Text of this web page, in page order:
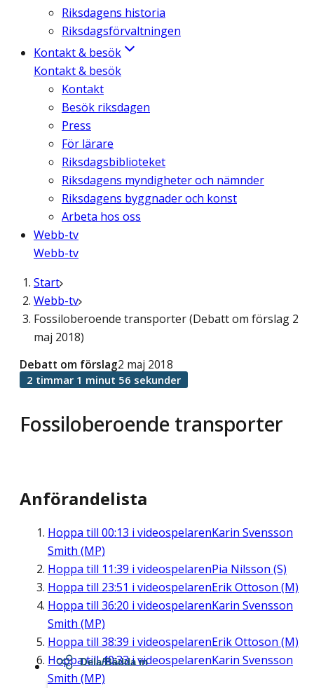
Riksdagens historia
Riksdagsförvaltningen
Kontakt & besök
Kontakt & besök
Kontakt
Besök riksdagen
Press
För lärare
Riksdagsbiblioteket
Riksdagens myndigheter och nämnder
Riksdagens byggnader och konst
Arbeta hos oss
Webb-tv
Webb-tv
Start
Webb-tv
Fossiloberoende transporter (Debatt om förslag 2
maj 2018)
Fossiloberoende transporter
Debatt om förslag2 maj 2018
2 timmar 1 minut 56 sekunder
Anförandelista
Hoppa till 00:13 i videospelarenKarin Svensson
Smith (MP)
Hoppa till 11:39 i videospelarenPia Nilsson (S)
Hoppa till 23:51 i videospelarenErik Ottoson (M)
Hoppa till 36:20 i videospelarenKarin Svensson
Smith (MP)
Hoppa till 38:39 i videospelarenErik Ottoson (M)
Hoppa till40:33i videospelarenKarin Svensson
Smith (MP)
Dela/Bädda in